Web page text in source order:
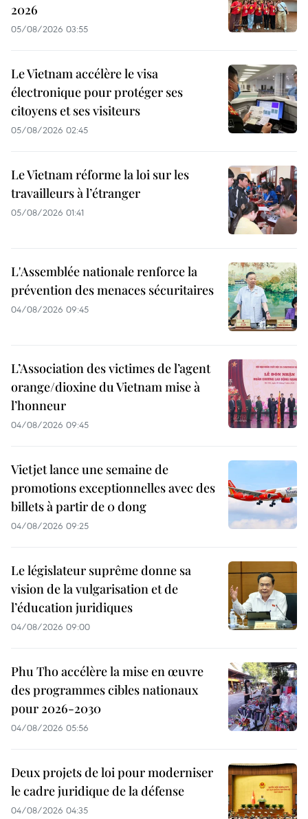
2026
05/08/2026 03:55
Le Vietnam accélère le visa
électronique pour protéger ses
citoyens et ses visiteurs
05/08/2026 02:45
Le Vietnam réforme la loi sur les
travailleurs à l’étranger
05/08/2026 01:41
L'Assemblée nationale renforce la
prévention des menaces sécuritaires
04/08/2026 09:45
L’Association des victimes de l’agent
orange/dioxine du Vietnam mise à
l’honneur
04/08/2026 09:45
Vietjet lance une semaine de
promotions exceptionnelles avec des
billets à partir de 0 dong
04/08/2026 09:25
Le législateur suprême donne sa
vision de la vulgarisation et de
l’éducation juridiques
04/08/2026 09:00
Phu Tho accélère la mise en œuvre
des programmes cibles nationaux
pour 2026-2030
04/08/2026 05:56
Deux projets de loi pour moderniser
le cadre juridique de la défense
04/08/2026 04:35